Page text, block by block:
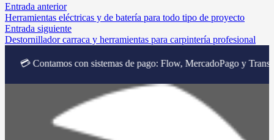
Entrada anterior
Herramientas eléctricas y de batería para todo tipo de proyecto
Entrada siguiente
Destornillador carraca y herramientas para carpintería profesional
con sistemas de pago: Flow, MercadoPago y Transbank